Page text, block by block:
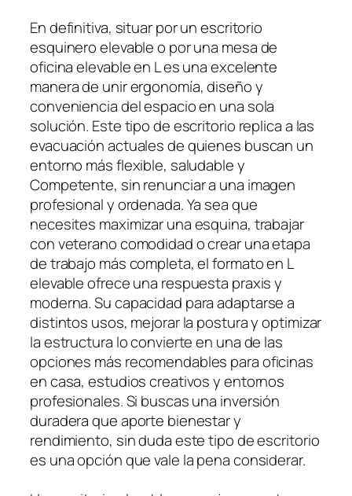
En definitiva, situar por un escritorio
esquinero elevable o por una mesa de
oficina elevable en L es una excelente
manera de unir ergonomía, diseño y
conveniencia del espacio en una sola
solución. Este tipo de escritorio replica a las
evacuación actuales de quienes buscan un
entorno más flexible, saludable y
Competente, sin renunciar a una imagen
profesional y ordenada. Ya sea que
necesites maximizar una esquina, trabajar
con veterano comodidad o crear una etapa
de trabajo más completa, el formato en L
elevable ofrece una respuesta praxis y
moderna. Su capacidad para adaptarse a
distintos usos, mejorar la postura y optimizar
la estructura lo convierte en una de las
opciones más recomendables para oficinas
en casa, estudios creativos y entornos
profesionales. Si buscas una inversión
duradera que aporte bienestar y
rendimiento, sin duda este tipo de escritorio
es una opción que vale la pena considerar.